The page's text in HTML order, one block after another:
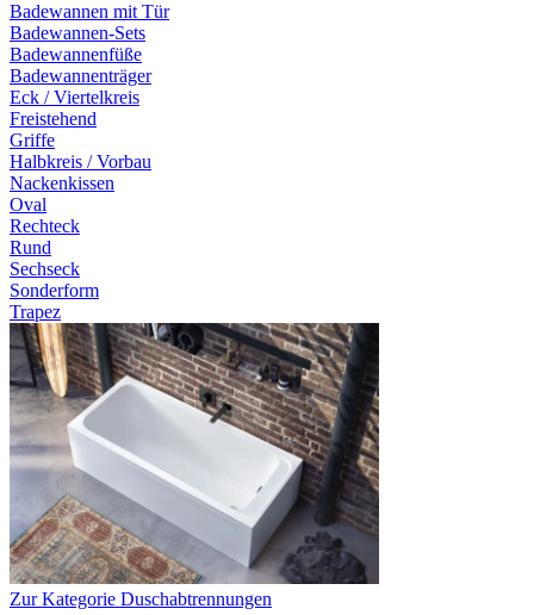
Badewannen mit Tür
Badewannen-Sets
Badewannenfüße
Badewannenträger
Eck / Viertelkreis
Freistehend
Griffe
Halbkreis / Vorbau
Nackenkissen
Oval
Rechteck
Rund
Sechseck
Sonderform
Trapez
Zur Kategorie Duschabtrennungen